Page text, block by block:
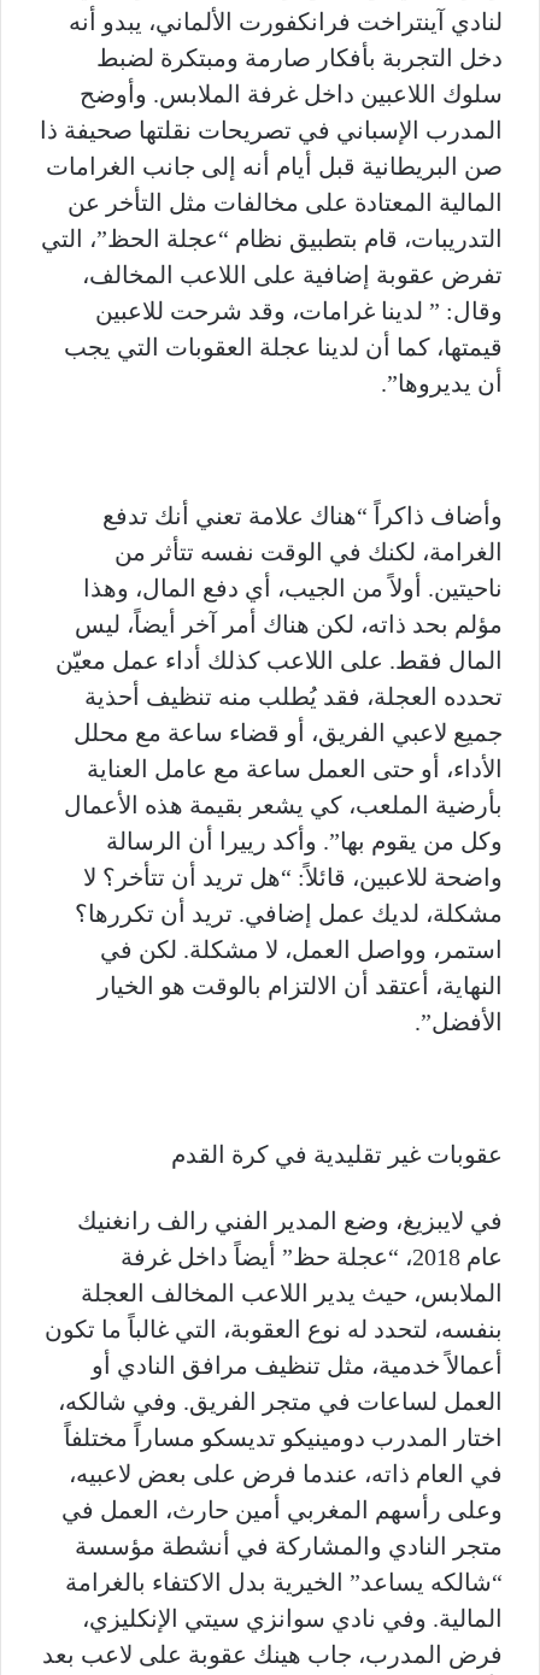
لنادي آينتراخت فرانكفورت الألماني، يبدو أنه
دخل التجربة بأفكار صارمة ومبتكرة لضبط
سلوك اللاعبين داخل غرفة الملابس. وأوضح
المدرب الإسباني في تصريحات نقلتها صحيفة ذا
صن البريطانية قبل أيام أنه إلى جانب الغرامات
المالية المعتادة على مخالفات مثل التأخر عن
التدريبات، قام بتطبيق نظام “عجلة الحظ”، التي
تفرض عقوبة إضافية على اللاعب المخالف،
وقال: ” لدينا غرامات، وقد شرحت للاعبين
قيمتها، كما أن لدينا عجلة العقوبات التي يجب
أن يديروها”.
وأضاف ذاكراً “هناك علامة تعني أنك تدفع
الغرامة، لكنك في الوقت نفسه تتأثر من
ناحيتين. أولاً من الجيب، أي دفع المال، وهذا
مؤلم بحد ذاته، لكن هناك أمر آخر أيضاً، ليس
المال فقط. على اللاعب كذلك أداء عمل معيّن
تحدده العجلة، فقد يُطلب منه تنظيف أحذية
جميع لاعبي الفريق، أو قضاء ساعة مع محلل
الأداء، أو حتى العمل ساعة مع عامل العناية
بأرضية الملعب، كي يشعر بقيمة هذه الأعمال
وكل من يقوم بها”. وأكد رييرا أن الرسالة
واضحة للاعبين، قائلاً: “هل تريد أن تتأخر؟ لا
مشكلة، لديك عمل إضافي. تريد أن تكررها؟
استمر، وواصل العمل، لا مشكلة. لكن في
النهاية، أعتقد أن الالتزام بالوقت هو الخيار
الأفضل”.
عقوبات غير تقليدية في كرة القدم
في لايبزيغ، وضع المدير الفني رالف رانغنيك
عام 2018، “عجلة حظ” أيضاً داخل غرفة
الملابس، حيث يدير اللاعب المخالف العجلة
بنفسه، لتحدد له نوع العقوبة، التي غالباً ما تكون
أعمالاً خدمية، مثل تنظيف مرافق النادي أو
العمل لساعات في متجر الفريق. وفي شالكه،
اختار المدرب دومينيكو تديسكو مساراً مختلفاً
في العام ذاته، عندما فرض على بعض لاعبيه،
وعلى رأسهم المغربي أمين حارث، العمل في
متجر النادي والمشاركة في أنشطة مؤسسة
“شالكه يساعد” الخيرية بدل الاكتفاء بالغرامة
المالية. وفي نادي سوانزي سيتي الإنكليزي،
فرض المدرب، جاب هينك عقوبة على لاعب بعد